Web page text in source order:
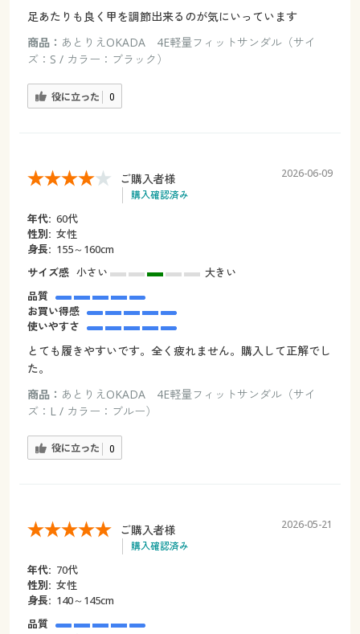
足あたりも良く甲を調節出来るのが気にいっています
商品： あとりえOKADA 4E軽量フィットサンダル（サイ
ズ：S / カラー：ブラック）
役に立った 0
ご購入者様
購入確認済み
2026-06-09
年代: 60代
性別: 女性
身長: 155～160cm
サイズ感 小さい
大きい
品質
お買い得感
使いやすさ
とても履きやすいです。全く疲れません。購入して正解でし
た。
商品： あとりえOKADA 4E軽量フィットサンダル（サイ
ズ：L / カラー：ブルー）
役に立った 0
ご購入者様
購入確認済み
2026-05-21
年代: 70代
性別: 女性
身長: 140～145cm
品質